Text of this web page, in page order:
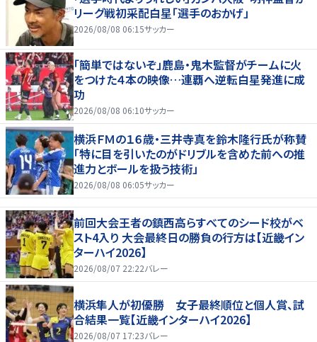
リーグ戦初采配白星「選手のおかげ」
2026/08/08 06:15サッカー
「簡単ではないぞ」鹿島・鬼木監督がチームに火
をつけた４本の映像…連覇へ逆転白星発進に成
功
2026/08/08 06:10サッカー
横浜ＦＭの１６歳・三井寺真を鈴木隆行氏が称賛
「特に目を引いたのがドリブルを含めた前への推
進力とボールを扱う技術」
2026/08/08 06:05サッカー
前回大会王者の鎮西高らすべてのシード校がベ
スト4入り 大会最終日の勝負の行方は【近畿イン
ターハイ2026】
2026/08/07 22:22バレー
横浜隼人が初優勝 女子最終順位と個人賞、試
合結果一覧【近畿インターハイ2026】
2026/08/07 17:23バレー